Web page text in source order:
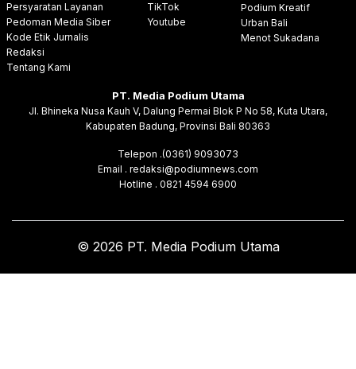
Persyaratan Layanan
Pedoman Media Siber
Kode Etik Jurnalis
Redaksi
Tentang Kami
TikTok
Youtube
Podium Kreatif
Urban Bali
Menot Sukadana
PT. Media Podium Utama
Jl. Bhineka Nusa Kauh V, Dalung Permai Blok P No 58, Kuta Utara,
Kabupaten Badung, Provinsi Bali 80363
Telepon .(0361) 9093073
Email . redaksi@podiumnews.com
Hotline . 0821 4594 6900
© 2026 PT. Media Podium Utama